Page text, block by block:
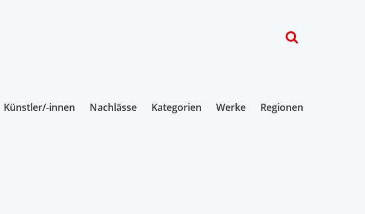
Künstler/-innen Nachlässe Kategorien Werke Regionen